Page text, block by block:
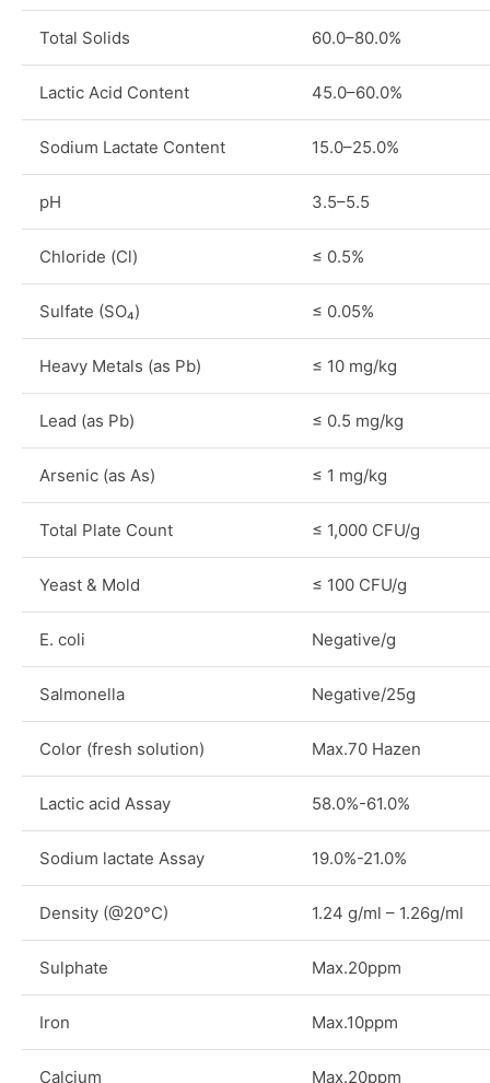
Total Solids 60.0–80.0%
Lactic Acid Content 45.0–60.0%
Sodium Lactate Content 15.0–25.0%
pH 3.5–5.5
Chloride (Cl) ≤ 0.5%
Sulfate (SO₄) ≤ 0.05%
Heavy Metals (as Pb) ≤ 10 mg/kg
Lead (as Pb) ≤ 0.5 mg/kg
Arsenic (as As) ≤ 1 mg/kg
Total Plate Count ≤ 1,000 CFU/g
Yeast & Mold ≤ 100 CFU/g
E. coli Negative/g
Salmonella Negative/25g
Color (fresh solution) Max.70 Hazen
Lactic acid Assay 58.0%-61.0%
Sodium lactate Assay 19.0%-21.0%
Density (@20°C) 1.24 g/ml – 1.26g/ml
Sulphate Max.20ppm
Iron Max.10ppm
Calcium Max.20ppm